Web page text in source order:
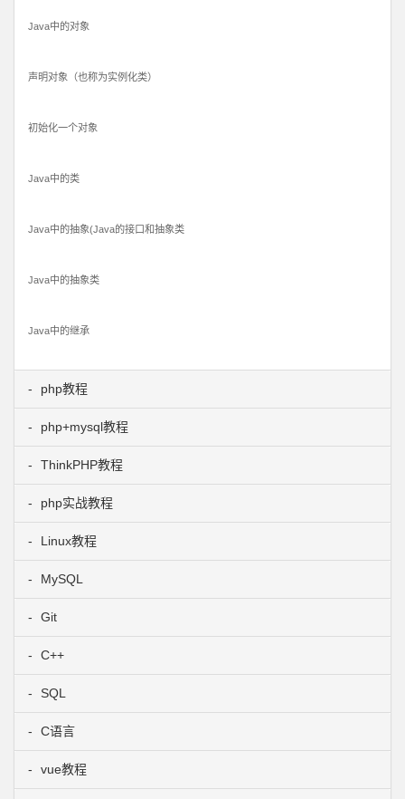
Java中的对象
声明对象（也称为实例化类）
初始化一个对象
Java中的类
Java中的抽象(Java的接口和抽象类
Java中的抽象类
Java中的继承
php教程
php+mysql教程
ThinkPHP教程
php实战教程
Linux教程
MySQL
Git
C++
SQL
C语言
vue教程